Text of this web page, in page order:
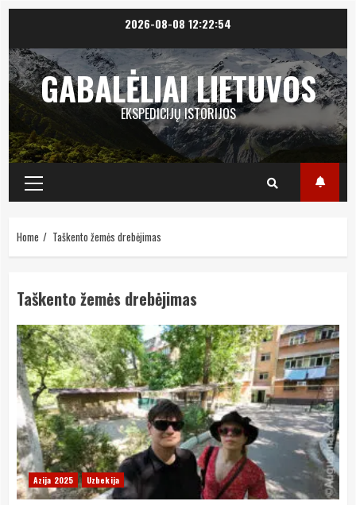
content
2026-08-0812:22:55
GABALĖLIAI LIETUVOS
EKSPEDICIJŲ ISTORIJOS
Primary
Menu
Home Taškento žemės drebėjimas
Taškento žemės drebėjimas
Azija 2025 Uzbekija